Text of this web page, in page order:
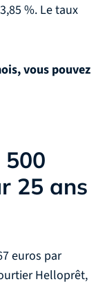
%. Le taux
vous pouvez
25 ans
euros par
Helloprêt,